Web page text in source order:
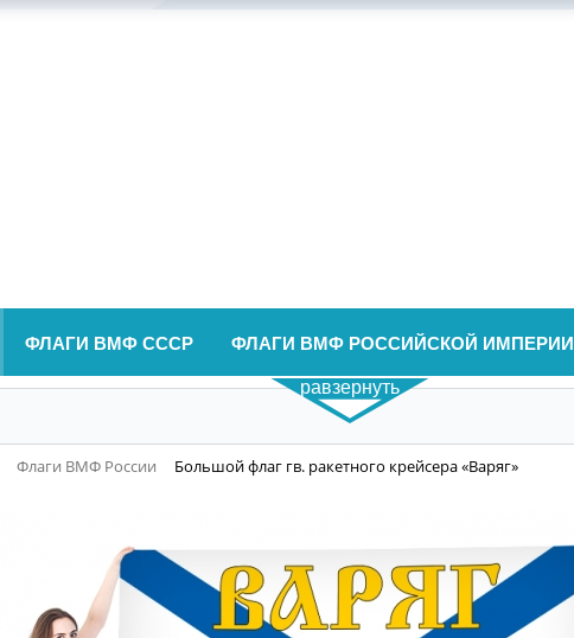
ФЛАГИ ВМФ СССР ФЛАГИ ВМФ РОССИЙСКОЙ ИМПЕРИИ
равзернуть
Флаги ВМФ России Большой флаг гв. ракетного крейсера «Варяг»